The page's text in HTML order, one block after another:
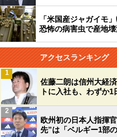
「米国産ジャガイモ
恐怖の病害虫で産地
アクセスランキング
佐藤二朗は信州大経
トに入社も、わずか
1
欧州初の日本人指揮
先”は「ベルギー1部
2